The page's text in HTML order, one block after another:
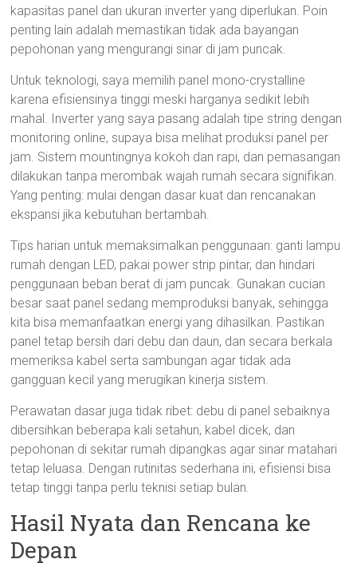
kapasitas panel dan ukuran inverter yang diperlukan. Poin
penting lain adalah memastikan tidak ada bayangan
pepohonan yang mengurangi sinar di jam puncak.
Untuk teknologi, saya memilih panel mono-crystalline
karena efisiensinya tinggi meski harganya sedikit lebih
mahal. Inverter yang saya pasang adalah tipe string dengan
monitoring online, supaya bisa melihat produksi panel per
jam. Sistem mountingnya kokoh dan rapi, dan pemasangan
dilakukan tanpa merombak wajah rumah secara signifikan.
Yang penting: mulai dengan dasar kuat dan rencanakan
ekspansi jika kebutuhan bertambah.
Tips harian untuk memaksimalkan penggunaan: ganti lampu
rumah dengan LED, pakai power strip pintar, dan hindari
penggunaan beban berat di jam puncak. Gunakan cucian
besar saat panel sedang memproduksi banyak, sehingga
kita bisa memanfaatkan energi yang dihasilkan. Pastikan
panel tetap bersih dari debu dan daun, dan secara berkala
memeriksa kabel serta sambungan agar tidak ada
gangguan kecil yang merugikan kinerja sistem.
Perawatan dasar juga tidak ribet: debu di panel sebaiknya
dibersihkan beberapa kali setahun, kabel dicek, dan
pepohonan di sekitar rumah dipangkas agar sinar matahari
tetap leluasa. Dengan rutinitas sederhana ini, efisiensi bisa
tetap tinggi tanpa perlu teknisi setiap bulan.
Hasil Nyata dan Rencana ke
Depan